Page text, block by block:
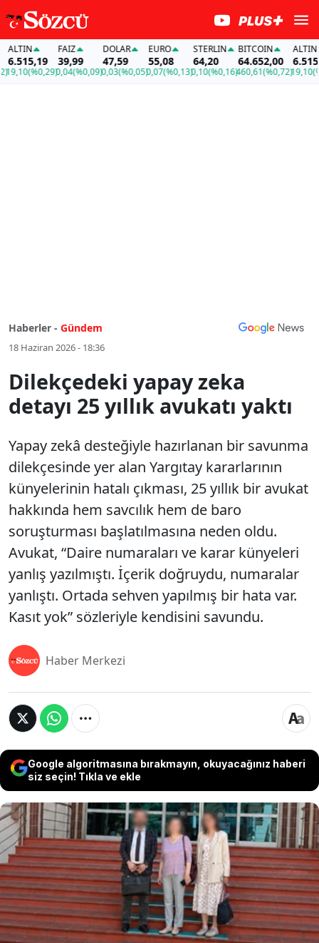
(%0,29)
FAİZ
39,99
0,04(%0,09)
DOLAR
47,59
0,03(%0,05)
EURO
55,08
0,07(%0,13)
STERLIN
64,20
0,10(%0,16)
BITCOIN
64.652,00
460,61(%0,72)
ALTIN
6.515,19
19,10
Haberler - Gündem
18 Haziran 2026 - 18:36
Dilekçedeki yapay zeka
detayı 25 yıllık avukatı yaktı
Yapay zekâ desteğiyle hazırlanan bir savunma
dilekçesinde yer alan Yargıtay kararlarının
künyelerinin hatalı çıkması, 25 yıllık bir avukat
hakkında hem savcılık hem de baro
soruşturması başlatılmasına neden oldu.
Avukat, “Daire numaraları ve karar künyeleri
yanlış yazılmıştı. İçerik doğruydu, numaralar
yanlıştı. Ortada sehven yapılmış bir hata var.
Kasıt yok” sözleriyle kendisini savundu.
Haber Merkezi
Google algoritmasına bırakmayın, okuyacağınız haberi
siz seçin! Tıkla ve ekle
Yapay zekâ desteğiyle hazırlanan bir savunma
dilekçesinde yer alan Yargıtay kararlarının
künyelerinin hatalı çıkması, 25 yıllık bir avukat
hakkında hem savcılık hem de baro soruşturması
başlatılmasına neden oldu. Avukat, “Daire
numaraları ve karar künyeleri yanlış yazılmıştı.
İçerik doğruydu, numaralar yanlıştı. Ortada sehven